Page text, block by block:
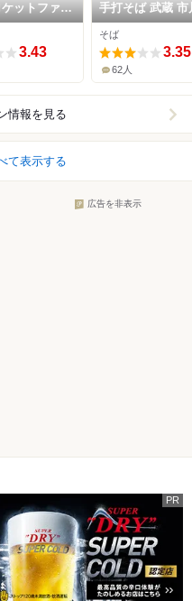
ットファミ
3.43
手打そば 武蔵 市
店
そば
3.35
62人
情報を見る
て表示する
広告を非表示
PR